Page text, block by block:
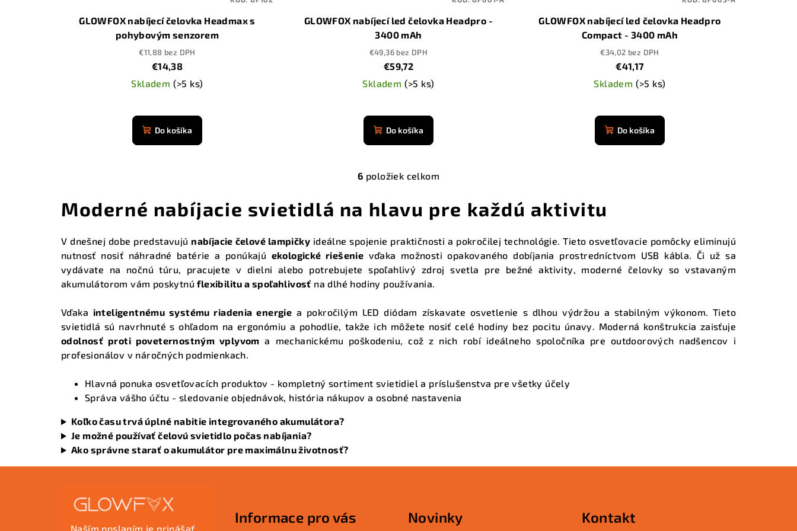
GLOWFOX nabíjecí čelovka Headmax s
pohybovým senzorem
€11,88 bez DPH
€14,38
Skladem (>5 ks)
hodnotenie
produktu
je
hviezdičiek.
Do košíka
GLOWFOX nabíjecí led čelovka Headpro -
3400 mAh
€49,36 bez DPH
€59,72
Skladem (>5 ks)
hodnotenie
produktu
je
z
hviezdičiek.
Do košíka
GLOWFOX nabíjecí led čelovka Headpro
Compact - 3400 mAh
€34,02 bez DPH
€41,17
Skladem (>5 ks)
hodnotenie
produktu
je
Do košíka
O
l
d
a
c
e
p
r
k
y
i
6 položiek celkom
Moderné nabíjacie svietidlá na hlavu pre každú aktivitu
V dnešnej dobe predstavujú nabíjacie čelové lampičky ideálne spojenie praktičnosti a pokročilej technológie. Tieto osvetľovacie pomôcky eliminujú
nutnosť nosiť náhradné batérie a ponúkajú ekologické riešenie vďaka možnosti opakovaného dobíjania prostredníctvom USB kábla. Či už sa
vydávate na nočnú túru, pracujete v dielni alebo potrebujete spoľahlivý zdroj svetla pre bežné aktivity, moderné čelovky so vstavaným
akumulátorom vám poskytnúflexibilitu a spoľahlivosť na dlhé hodiny používania.
Vďaka inteligentnému systému riadenia energie a pokročilým LED diódam získavate osvetlenie s dlhou výdržou a stabilným výkonom. Tieto
svietidlá sú navrhnuté s ohľadom na ergonómiu a pohodlie, takže ich môžete nosiť celé hodiny bez pocitu únavy. Moderná konštrukcia zaisťuje
odolnosť proti poveternostným vplyvom a mechanickému poškodeniu, což z nich robí ideálneho spoločníka pre outdoorových nadšencov i
profesionálov v náročných podmienkach.
Hlavná ponuka osvetľovacích produktov - kompletný sortiment svietidiel a príslušenstva pre všetky účely
Správa vášho účtu - sledovanie objednávok, história nákupov a osobné nastavenia
Koľko času trvá úplné nabitie integrovaného akumulátora?
Je možné používať čelovú svietidlo počas nabíjania?
Ako správne starať o akumulátor pre maximálnu životnosť?
Naším poslaním je prinášať
Informace pro vás Novinky Kontakt